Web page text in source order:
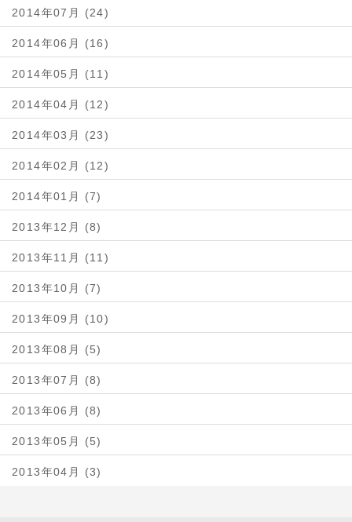
2014年07月 (24)
2014年06月 (16)
2014年05月 (11)
2014年04月 (12)
2014年03月 (23)
2014年02月 (12)
2014年01月 (7)
2013年12月 (8)
2013年11月 (11)
2013年10月 (7)
2013年09月 (10)
2013年08月 (5)
2013年07月 (8)
2013年06月 (8)
2013年05月 (5)
2013年04月 (3)